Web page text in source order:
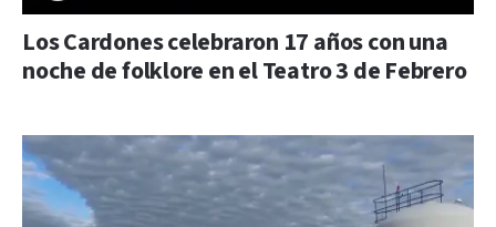
Los Cardones celebraron 17 años con una
noche de folklore en el Teatro 3 de Febrero